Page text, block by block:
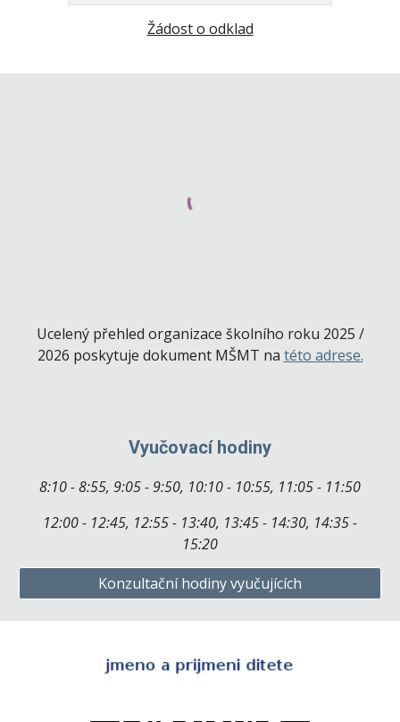
Žádost o odklad
Ucelený přehled organizace školního roku 2025 /
2026 poskytuje dokument MŠMT na této adrese.
Vyučovací hodiny
8:10 - 8:55, 9:05 - 9:50, 10:10 - 10:55, 11:05 - 11:50
12:00 - 12:45, 12:55 - 13:40, 13:45 - 14:30, 14:35 -
15:20
Konzultační hodiny vyučujících